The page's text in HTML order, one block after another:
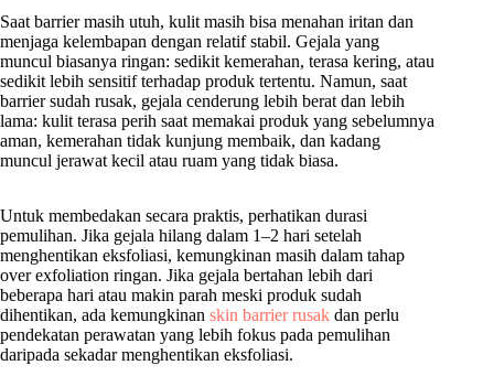
Saat barrier masih utuh, kulit masih bisa menahan iritan dan
menjaga kelembapan dengan relatif stabil. Gejala yang
muncul biasanya ringan: sedikit kemerahan, terasa kering, atau
sedikit lebih sensitif terhadap produk tertentu. Namun, saat
barrier sudah rusak, gejala cenderung lebih berat dan lebih
lama: kulit terasa perih saat memakai produk yang sebelumnya
aman, kemerahan tidak kunjung membaik, dan kadang
muncul jerawat kecil atau ruam yang tidak biasa.
Untuk membedakan secara praktis, perhatikan durasi
pemulihan. Jika gejala hilang dalam 1–2 hari setelah
menghentikan eksfoliasi, kemungkinan masih dalam tahap
over exfoliation ringan. Jika gejala bertahan lebih dari
beberapa hari atau makin parah meski produk sudah
dihentikan, ada kemungkinan skin barrier rusak dan perlu
pendekatan perawatan yang lebih fokus pada pemulihan
daripada sekadar menghentikan eksfoliasi.